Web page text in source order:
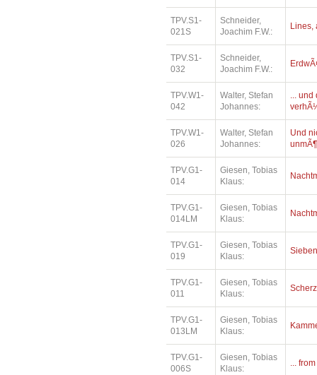
TPV.S1-
021S
Schneider,
Joachim F.W.:
Lines,
TPV.S1-
032
Schneider,
Joachim F.W.:
TPV.W1-
042
Walter, Stefan
Johannes:
... und
TPV.W1-
026
Walter, Stefan
Johannes:
Und
TPV.G1-
014
Giesen, Tobias
Klaus:
TPV.G1-
014LM
Giesen, Tobias
Klaus:
TPV.G1-
019
Giesen, Tobias
Klaus:
TPV.G1-
011
Giesen, Tobias
Klaus:
TPV.G1-
013LM
Giesen, Tobias
Klaus:
TPV.G1-
006S
Giesen, Tobias
Klaus:
...